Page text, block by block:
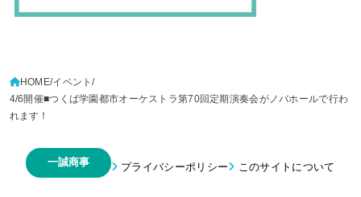
HOME イベント
4/6開催■つくば学園都市オーケストラ第70回定期演奏会がノバホールで行わ
れます！
一誠商事 プライバシーポリシー このサイトについて